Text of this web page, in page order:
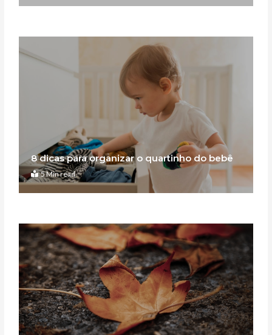
8 dicas para organizar o quartinho do bebê
5 Min read